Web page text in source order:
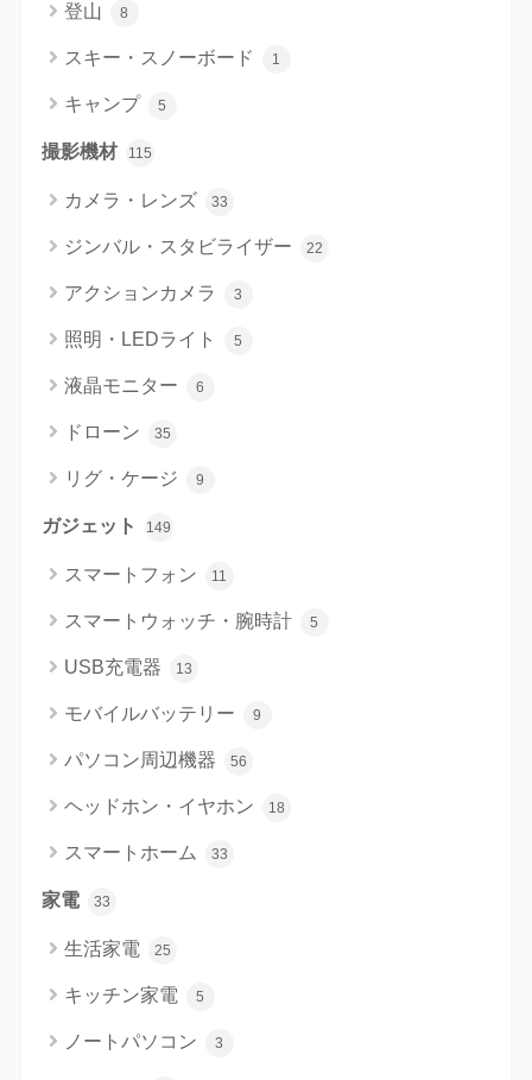
登山 8
スキー・スノーボード 1
キャンプ 5
撮影機材 115
カメラ・レンズ 33
ジンバル・スタビライザー 22
アクションカメラ 3
照明・LEDライト 5
液晶モニター 6
ドローン 35
リグ・ケージ 9
ガジェット 149
スマートフォン 11
スマートウォッチ・腕時計 5
USB充電器 13
モバイルバッテリー 9
パソコン周辺機器 56
ヘッドホン・イヤホン 18
スマートホーム 33
家電 33
生活家電 25
キッチン家電 5
ノートパソコン 3